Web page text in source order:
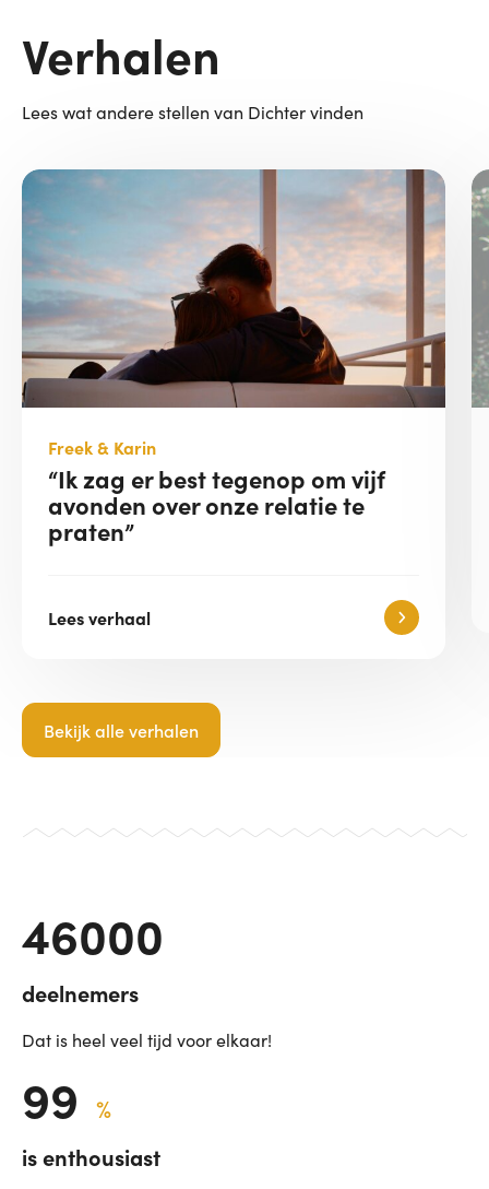
Verhalen
Lees wat andere stellen van Dichter vinden
Freek & Karin
“Ik zag er best tegenop om vijf
avonden over onze relatie te
praten”
Lees verhaal
Bekijk alle verhalen
46000
deelnemers
Dat is heel veel tijd voor elkaar!
99 %
is enthousiast